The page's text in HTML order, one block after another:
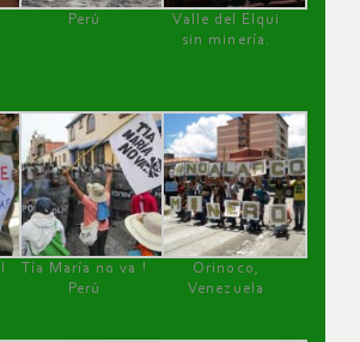
Perú
Valle del Elqui
sin minería.
Tía María no va !
Perú
Orinoco,
Venezuela